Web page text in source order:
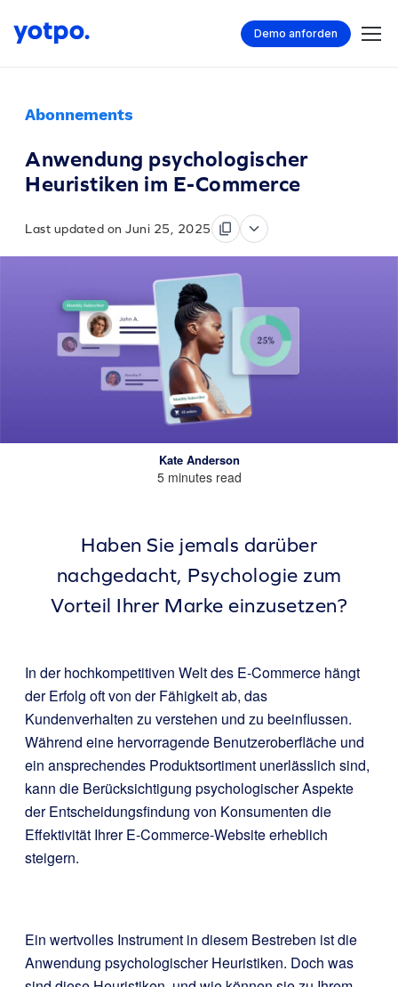
Demo anforden
Abonnements
Anwendung psychologischer
Heuristiken im E-Commerce
Last updated on Juni 25, 2025
Kate Anderson
5 minutes read
Haben Sie jemals darüber
nachgedacht, Psychologie zum
Vorteil Ihrer Marke einzusetzen?
In der hochkompetitiven Welt des E-Commerce hängt
der Erfolg oft von der Fähigkeit ab, das
Kundenverhalten zu verstehen und zu beeinflussen.
Während eine hervorragende Benutzeroberfläche und
ein ansprechendes Produktsortiment unerlässlich sind,
kann die Berücksichtigung psychologischer Aspekte
der Entscheidungsfindung von Konsumenten die
Effektivität Ihrer E-Commerce-Website erheblich
steigern.
Ein wertvolles Instrument in diesem Bestreben ist die
Anwendung psychologischer Heuristiken. Doch was